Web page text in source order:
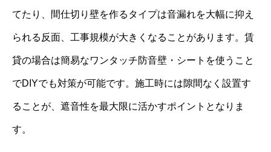
てたり、間仕切り壁を作るタイプは音漏れを大幅に抑え
られる反面、工事規模が大きくなることがあります。賃
貸の場合は簡易なワンタッチ防音壁・シートを使うこと
でDIYでも対策が可能です。施工時には隙間なく設置す
ることが、遮音性を最大限に活かすポイントとなりま
す。